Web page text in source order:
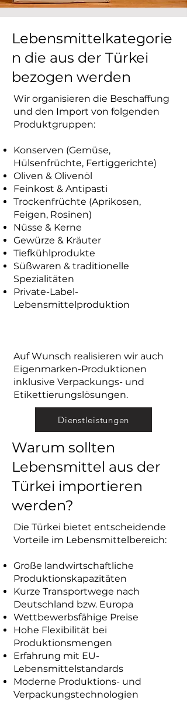
Lebensmittelkategorie
n die aus der Türkei
bezogen werden
Wir organisieren die Beschaffung
und den Import von folgenden
Produktgruppen:
Konserven (Gemüse,
Hülsenfrüchte, Fertiggerichte)
Oliven & Olivenöl
Feinkost & Antipasti
Trockenfrüchte (Aprikosen,
Feigen, Rosinen)
Nüsse & Kerne
Gewürze & Kräuter
Tiefkühlprodukte
Süßwaren & traditionelle
Spezialitäten
Private-Label-
Lebensmittelproduktion
Auf Wunsch realisieren wir auch
Eigenmarken-Produktionen
inklusive Verpackungs- und
Etikettierungslösungen.
Dienstleistungen
Warum sollten
Lebensmittel aus der
Türkei importieren
werden?
Die Türkei bietet entscheidende
Vorteile im Lebensmittelbereich:
Große landwirtschaftliche
Produktionskapazitäten
Kurze Transportwege nach
Deutschland bzw. Europa
Wettbewerbsfähige Preise
Hohe Flexibilität bei
Produktionsmengen
Erfahrung mit EU-
Lebensmittelstandards
Moderne Produktions- und
Verpackungstechnologien